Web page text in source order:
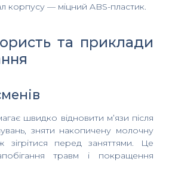
корпусу — міцний ABS-пластик.
та приклади
швидко відновити м’язи після
зняти накопичену молочну
зігрітися перед заняттями. Це
травм і покращення